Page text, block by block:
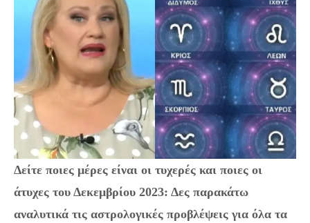
Δείτε ποιες μέρες είναι οι τυχερές και ποιες οι
άτυχες του Δεκεμβρίου 2023: Δες παρακάτω
αναλυτικά τις αστρολογικές προβλέψεις για όλα τα